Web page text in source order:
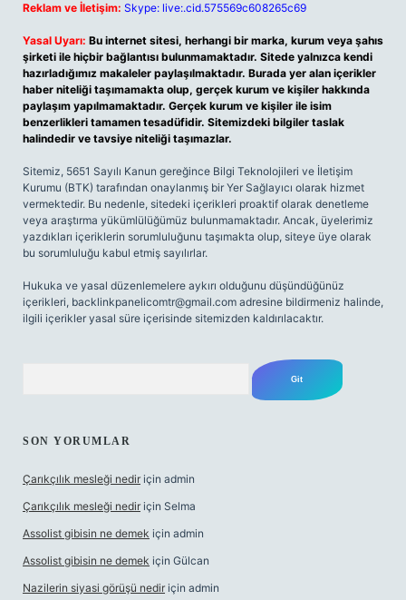
Reklam ve İletişim: Skype: live:.cid.575569c608265c69
Yasal Uyarı: Bu internet sitesi, herhangi bir marka, kurum veya şahıs
şirketi ile hiçbir bağlantısı bulunmamaktadır. Sitede yalnızca kendi
hazırladığımız makaleler paylaşılmaktadır. Burada yer alan içerikler
haber niteliği taşımamakta olup, gerçek kurum ve kişiler hakkında
paylaşım yapılmamaktadır. Gerçek kurum ve kişiler ile isim
benzerlikleri tamamen tesadüfidir. Sitemizdeki bilgiler taslak
halindedir ve tavsiye niteliği taşımazlar.
Sitemiz, 5651 Sayılı Kanun gereğince Bilgi Teknolojileri ve İletişim
Kurumu (BTK) tarafından onaylanmış bir Yer Sağlayıcı olarak hizmet
vermektedir. Bu nedenle, sitedeki içerikleri proaktif olarak denetleme
veya araştırma yükümlülüğümüz bulunmamaktadır. Ancak, üyelerimiz
yazdıkları içeriklerin sorumluluğunu taşımakta olup, siteye üye olarak
bu sorumluluğu kabul etmiş sayılırlar.
Hukuka ve yasal düzenlemelere aykırı olduğunu düşündüğünüz
içerikleri, backlinkpanelicomtr@gmail.com adresine bildirmeniz halinde,
ilgili içerikler yasal süre içerisinde sitemizden kaldırılacaktır.
SON YORUMLAR
Çarıkçılık mesleği nedir için admin
Çarıkçılık mesleği nedir için Selma
Assolist gibisin ne demek için admin
Assolist gibisin ne demek için Gülcan
Nazilerin siyasi görüşü nedir için admin